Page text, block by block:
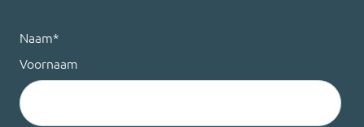
Naam*
Voornaam